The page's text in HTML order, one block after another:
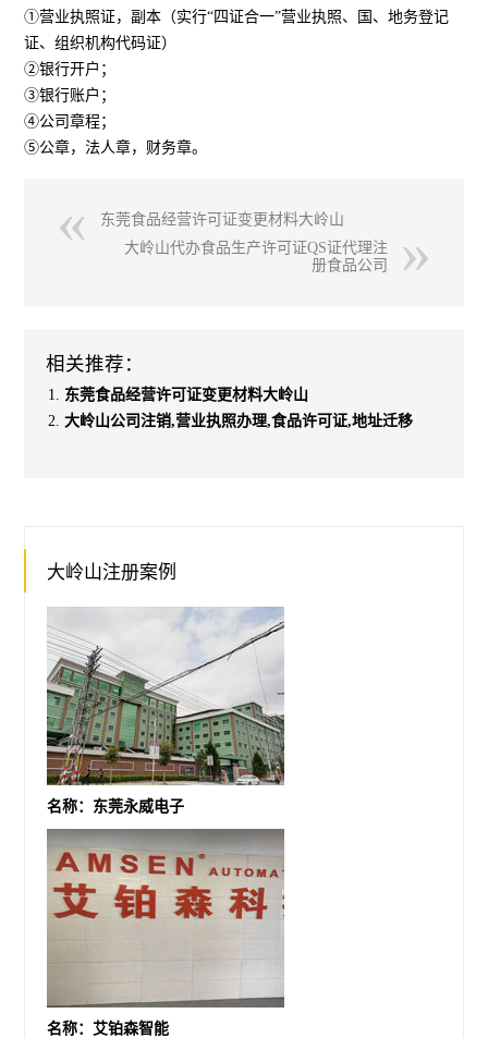
①营业执照证，副本（实行“四证合一”营业执照、国、地务登记
证、组织机构代码证）
②银行开户；
③银行账户；
④公司章程；
⑤公章，法人章，财务章。
东莞食品经营许可证变更材料大岭山
大岭山代办食品生产许可证QS证代理注
册食品公司
相关推荐：
东莞食品经营许可证变更材料大岭山
大岭山公司注销,营业执照办理,食品许可证,地址迁移
大岭山注册案例
名称：东莞永威电子
名称：艾铂森智能